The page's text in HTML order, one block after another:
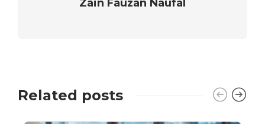
Zain Fauzan Naufal
Related posts